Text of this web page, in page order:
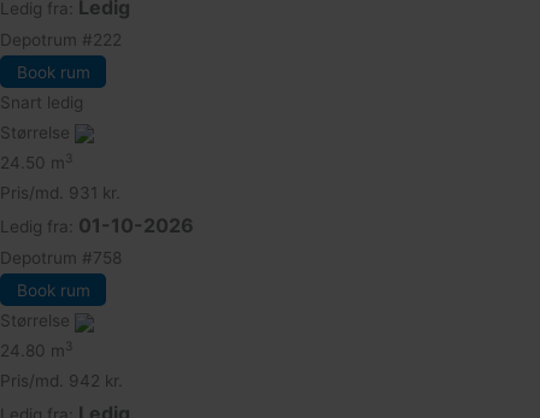
Ledig fra: Ledig
Depotrum #222
Book rum
Snart ledig
Størrelse
24.50 m3
Pris/md.
931 kr.
Ledig fra: 01-10-2026
Depotrum #758
Book rum
Størrelse
24.80 m3
Pris/md. 942 kr.